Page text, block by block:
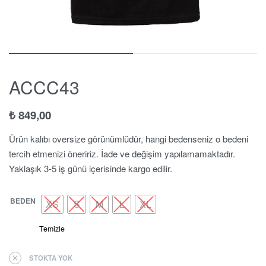
ACCC43
₺849,00
Ürün kalıbı oversize görünümlüdür, hangi bedenseniz o bedeni
tercih etmenizi öneririz. İade ve değişim yapılamamaktadır.
Yaklaşık 3-5 iş günü içerisinde kargo edilir.
BEDEN XS S M L XL
Temizle
STOKTA YOK